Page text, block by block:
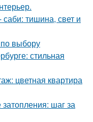
тишина, свет и
выбору
стильная
цветная квартира
затопления: шаг за